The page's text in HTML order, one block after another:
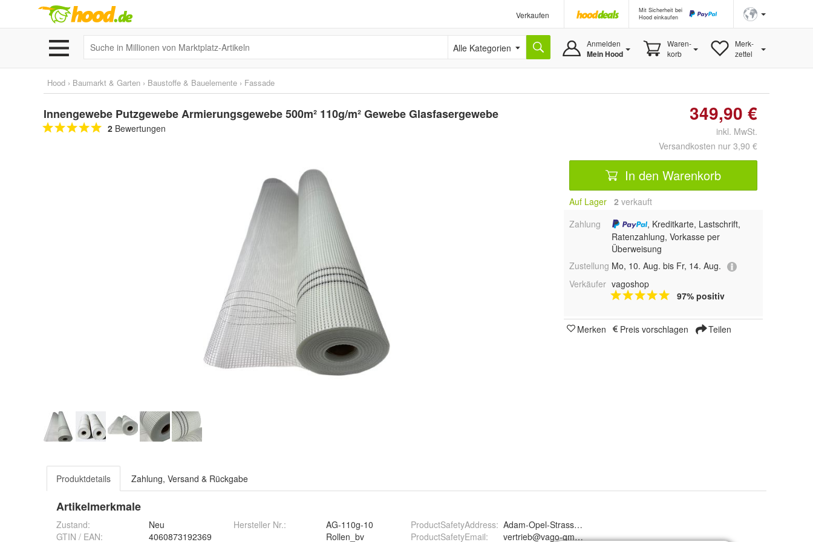
Verkaufen
Mit Sicherheit bei
Hood einkaufen
Alle Kategorien Anmelden
Mein Hood
Waren-
korb
Merk-
zettel
Hood › Baumarkt & Garten › Baustoffe & Bauelemente › Fassade
Innengewebe Putzgewebe Armierungsgewebe 500m² 110g/m² Gewebe Glasfasergewebe
2 Bewertungen
349,90 €
inkl. MwSt.
Versandkosten nur 3,90 €
In den Warenkorb
Auf Lager 2 verkauft
Zahlung
, Kreditkarte, Lastschrift,
Ratenzahlung, Vorkasse per
Überweisung
Zustellung Mo, 10. Aug. bis Fr, 14. Aug.
Verkäufer vagoshop
97% positiv
Merken Preis vorschlagen Teilen
Produktdetails Zahlung, Versand & Rückgabe
Artikelmerkmale
Zustand:
Neu
GTIN / EAN:
4060873192369
Hersteller Nr.:
AG-110g-10
Rollen_bv
ProductSafetyAddress: Adam-Opel-Strasse 10, 60386 Frankfurt am Main, Deutschland
ProductSafetyEmail: vertrieb@vago-gmbh.de